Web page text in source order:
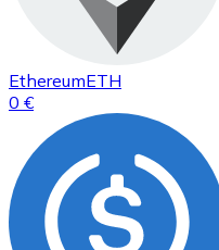
EthereumETH
0 €